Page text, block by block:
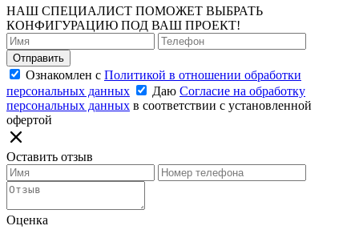
НАШ СПЕЦИАЛИСТ ПОМОЖЕТ ВЫБРАТЬ
КОНФИГУРАЦИЮ ПОД ВАШ ПРОЕКТ!
Отправить
Ознакомлен с Политикой в отношении обработки
персональных данных
Даю Согласие на обработку
персональных данных в соответствии с установленной
офертой
Оставить отзыв
Оценка